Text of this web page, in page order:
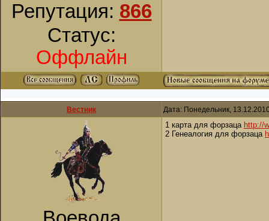
Репутация: 866
Статус:
Оффлайн
Вестник Дата: Понедельник,
1 карта для форзаца http://
2 Генеалогия для форзаца